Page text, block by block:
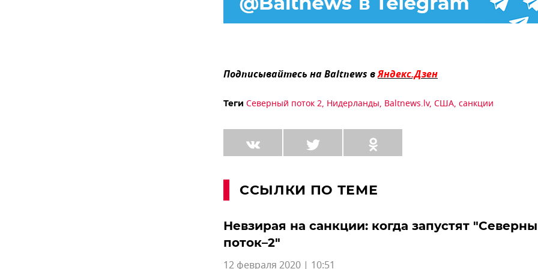
Подписывайтесь на Baltnews вЯндекс.Дзен
Теги Северный поток 2, Нидерланды, Baltnews.lv, США, санкции
ССЫЛКИ ПО ТЕМЕ
Невзирая на санкции: когда запустят
поток–2"
12 февраля 2020 | 10:51